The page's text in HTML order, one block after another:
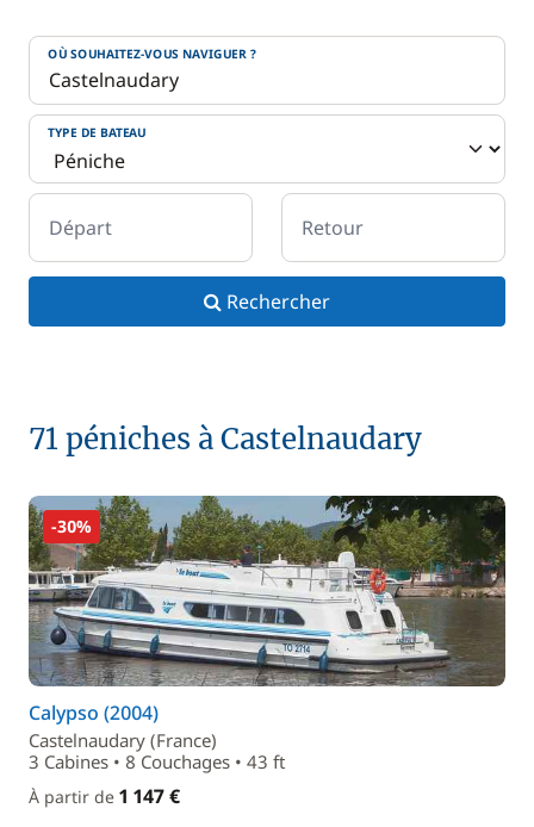
OÙ SOUHAITEZ-VOUS NAVIGUER ?
TYPE DE BATEAU
Départ Retour
Rechercher
71 péniches à Castelnaudary
-30%
Calypso (2004)
Castelnaudary (France)
3 Cabines • 8 Couchages • 43 ft
À partir de 1 147 €